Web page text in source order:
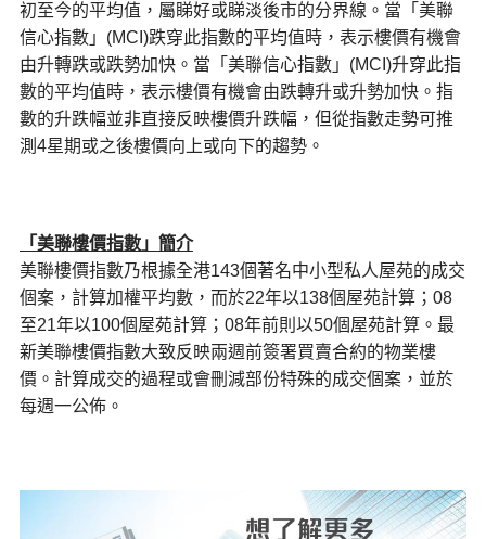
初至今的平均值，屬睇好或睇淡後市的分界線。當「美聯
信心指數」(MCI)跌穿此指數的平均值時，表示樓價有機會
由升轉跌或跌勢加快。當「美聯信心指數」(MCI)升穿此指
數的平均值時，表示樓價有機會由跌轉升或升勢加快。指
數的升跌幅並非直接反映樓價升跌幅，但從指數走勢可推
測4星期或之後樓價向上或向下的趨勢。
「美聯樓價指數」 簡介
美聯樓價指數乃根據全港143個著名中小型私人屋苑的成交
個案，計算加權平均數，而於22年以138個屋苑計算；08
至21年以100個屋苑計算；08年前則以50個屋苑計算。最
新美聯樓價指數大致反映兩週前簽署買賣合約的物業樓
價。計算成交的過程或會刪減部份特殊的成交個案，並於
每週一公佈。